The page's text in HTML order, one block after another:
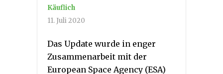
Käuflich
11. Juli 2020
Das Update wurde in enger
Zusammenarbeit mit der
European Space Agency (ESA)